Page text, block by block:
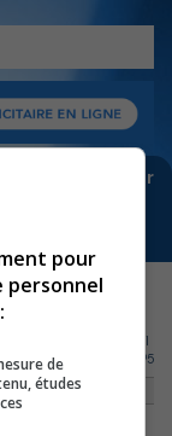
ne rien manquer
infolettre :
LUMIÈRES – 20221205
pour
personnel
de
études